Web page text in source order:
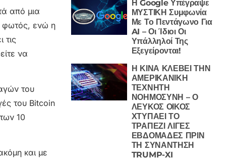
από μια
φωτός, ενώ η
τις
να
του
του Bitcoin
10
και με
Η Google Υπέγραψε
ΜΥΣΤΙΚΗ Συμφωνία
Με Το Πεντάγωνο Για
AI – Οι Ίδιοι Οι
Υπάλληλοί Της
Εξεγείρονται!
Η ΚΙΝΑ ΚΛΕΒΕΙ ΤΗΝ
ΑΜΕΡΙΚΑΝΙΚΗ
ΤΕΧΝΗΤΗ
ΝΟΗΜΟΣΥΝΗ – Ο
ΛΕΥΚΟΣ ΟΙΚΟΣ
ΧΤΥΠΑΕΙ ΤΟ
ΤΡΑΠΕΖΙ ΛΙΓΕΣ
ΕΒΔΟΜΑΔΕΣ ΠΡΙΝ
ΤΗ ΣΥΝΑΝΤΗΣΗ
TRUMP-XI